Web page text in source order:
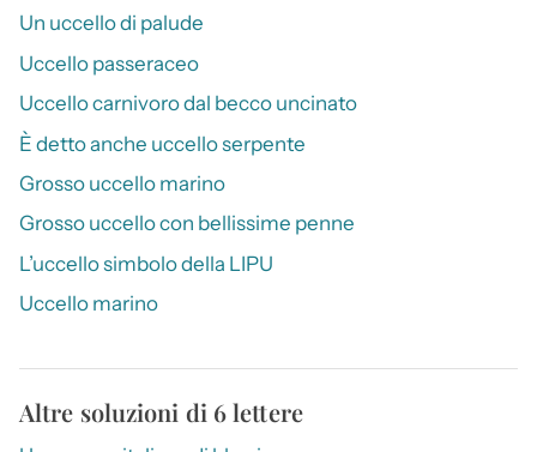
Un uccello di palude
Uccello passeraceo
Uccello carnivoro dal becco uncinato
È detto anche uccello serpente
Grosso uccello marino
Grosso uccello con bellissime penne
L’uccello simbolo della LIPU
Uccello marino
Altre soluzioni di 6 lettere